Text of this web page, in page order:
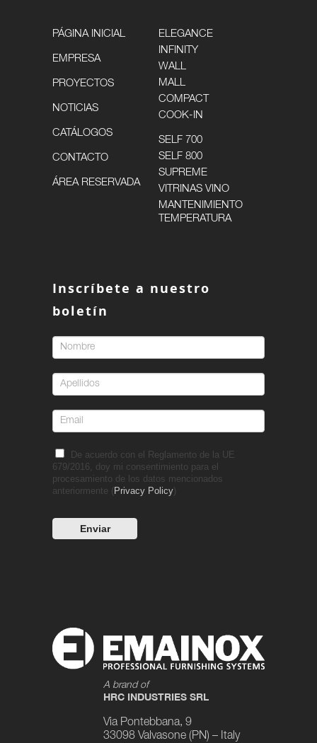
PÁGINA INICIAL
EMPRESA
PROYECTOS
NOTICIAS
CATÁLOGOS
CONTACTO
ÁREA RESERVADA
ELEGANCE
INFINITY
WALL
MALL
COMPACT
COOK-IN
SELF 700
SELF 800
SUPREME
VITRINAS VINO
MANTENIMIENTO
TEMPERATURA
Inscríbete a nuestro
boletín
De acuerdo con el Reglamento de la UE
679/2016, doy mi consentimiento para el
procesamiento de los datos mencionados
anteriormente (Privacy Policy)
A brand of
HRC INDUSTRIES SRL
Via Pontebbana, 9
33098 Valvasone (PN) – Italy